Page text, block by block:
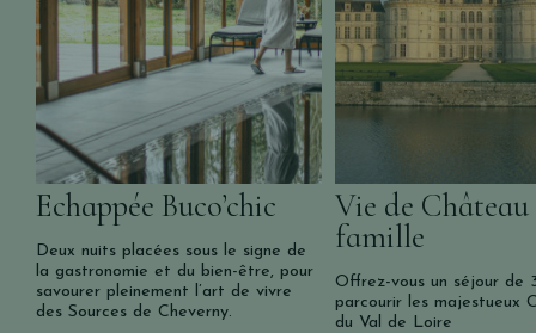
Echappée Buco’chic
Deux nuits placées sous le signe de
la gastronomie et du bien-être, pour
savourer pleinement l’art de vivre
des Sources de Cheverny.
Vie de Château
famille
Offrez-vous un séjour de
parcourir les majestueux
du Val de Loire